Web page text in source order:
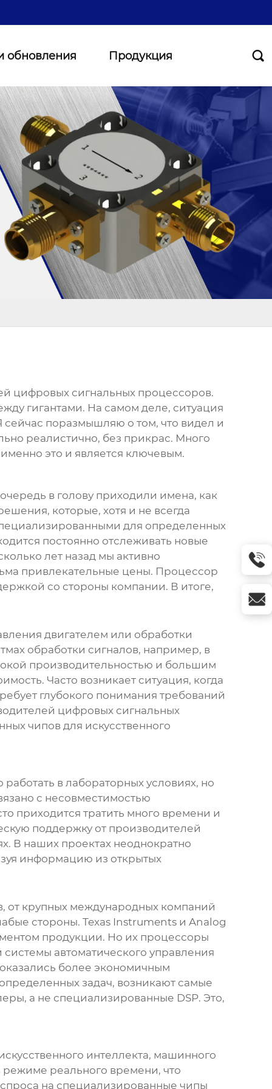
обновления Продукция 
цифровых сигнальных процессоров.
гигантами. На самом деле, ситуация
поразмышляю о том, что видел и
реалистично, без прикрас. Много
это и является ключевым.
в голову приходили имена, как
которые, хотя и не всегда
для определенных
постоянно отслеживать новые
лет назад мы активно
привлекательные цены. Процессор
со стороны компании. В итоге,
двигателем или обработки
обработки сигналов, например, в
производительностью и большим
Часто возникает ситуация, когда
глубокого понимания требований
цифровых сигнальных
чипов для искусственного
в лабораторных условиях, но
с несовместимостью
приходится тратить много времени и
поддержку от производителей
В наших проектах неоднократно
информацию из открытых
, от крупных международных компаний
стороны. Texas Instruments и Analog
продукции. Но их процессоры
автоматического управления
более экономичным
задач, возникают самые
а не специализированные DSP. Это,
интеллекта, машинного
режиме реального времени, что
на специализированные чипы